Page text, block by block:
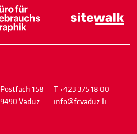
Postfach 158
9490 Vaduz
T +423 375 18 00
info@fcvaduz.li